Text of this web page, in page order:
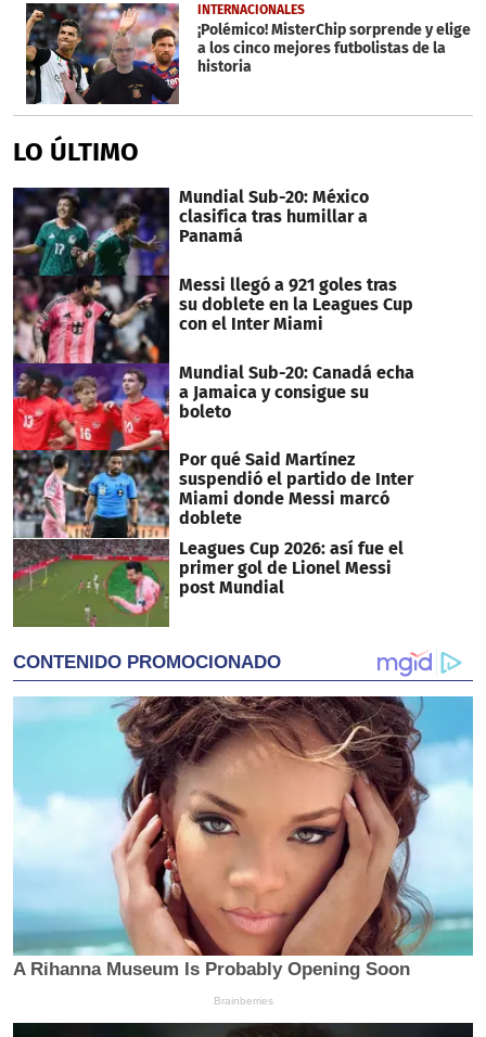
INTERNACIONALES
¡Polémico! MisterChip sorprende y elige
a los cinco mejores futbolistas de la
historia
LO ÚLTIMO
Mundial Sub-20: México
clasifica tras humillar a
Panamá
Messi llegó a 921 goles tras
su doblete en la Leagues Cup
con el Inter Miami
Mundial Sub-20: Canadá echa
a Jamaica y consigue su
boleto
Por qué Said Martínez
suspendió el partido de Inter
Miami donde Messi marcó
doblete
Leagues Cup 2026: así fue el
primer gol de Lionel Messi
post Mundial